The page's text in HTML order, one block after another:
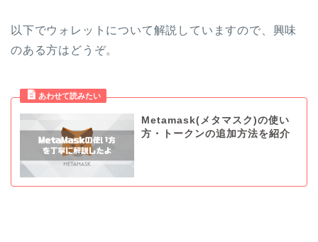
以下でウォレットについて解説していますので、興味
のある方はどうぞ。
Metamask(メタマスク)の使い
方・トークンの追加方法を紹介